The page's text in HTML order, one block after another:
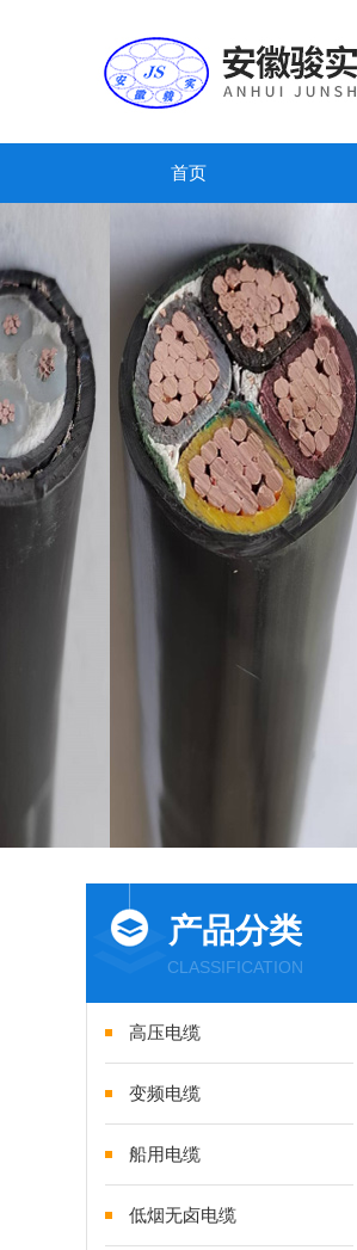
首页
产品分类
CLASSIFICATION
高压电缆
变频电缆
船用电缆
低烟无卤电缆